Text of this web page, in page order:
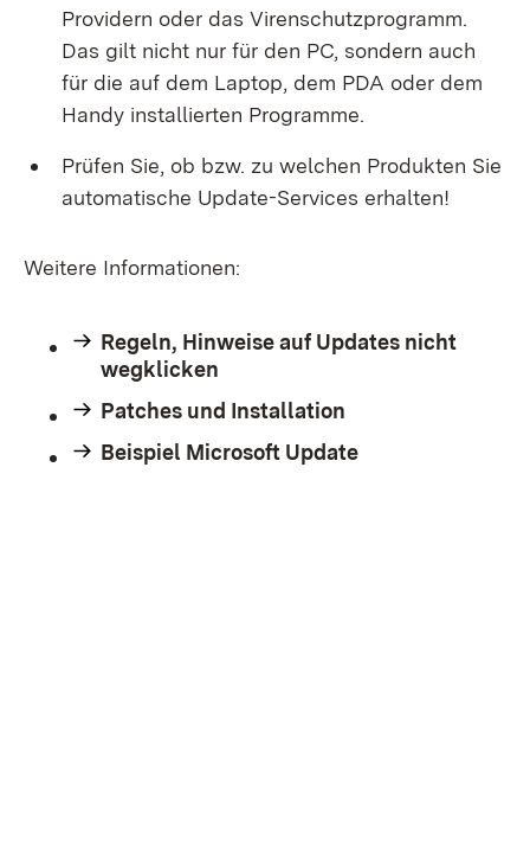
Providern oder das Virenschutzprogramm.
Das gilt nicht nur für den PC, sondern auch
für die auf dem Laptop, dem PDA oder dem
Handy installierten Programme.
Prüfen Sie, ob bzw. zu welchen Produkten Sie
automatische Update-Services erhalten!
Weitere Informationen:
Regeln, Hinweise auf Updates nicht
wegklicken
Patches und Installation
Beispiel Microsoft Update